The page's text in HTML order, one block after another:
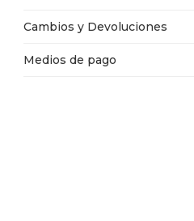
Cambios y Devoluciones
Medios de pago